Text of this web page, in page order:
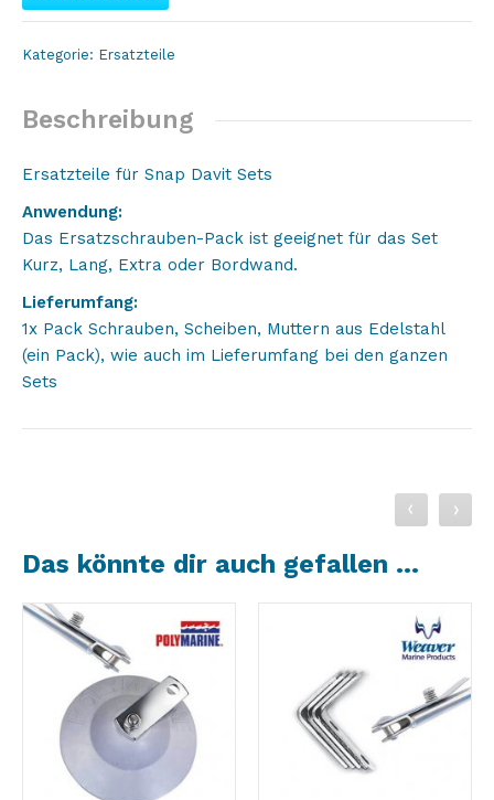
Kategorie: Ersatzteile
Beschreibung
Ersatzteile für Snap Davit Sets
Anwendung:
Das Ersatzschrauben-Pack ist geeignet für das Set
Kurz, Lang, Extra oder Bordwand.
Lieferumfang:
1x Pack Schrauben, Scheiben, Muttern aus Edelstahl
(ein Pack), wie auch im Lieferumfang bei den ganzen
Sets
Das könnte dir auch gefallen …